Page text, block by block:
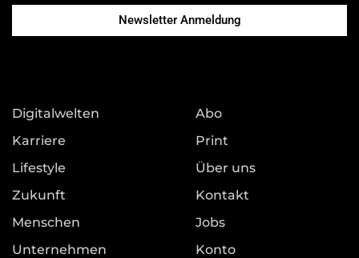
Newsletter Anmeldung
Digitalwelten
Karriere
Lifestyle
Zukunft
Menschen
Unternehmen
Abo
Print
Über uns
Kontakt
Jobs
Konto